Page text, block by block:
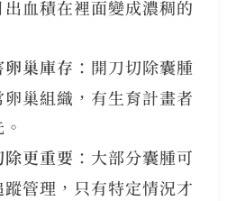
血積在裡面變成濃稠的
巢庫存 ：開刀切除囊腫
巢組織，有生育計畫者
更重要 ：大部分囊腫可
管理，只有特定情況才